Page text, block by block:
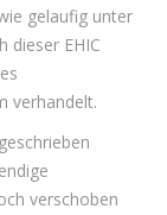
gelaufig unter
dieser EHIC
verhandelt.
verschoben